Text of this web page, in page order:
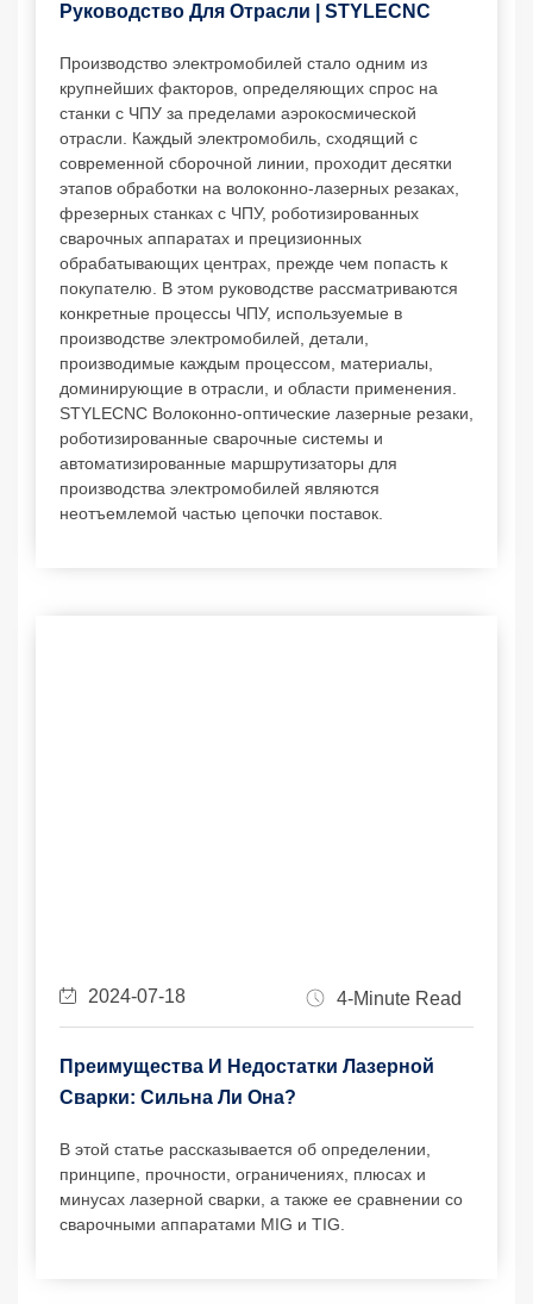
Руководство Для Отрасли | STYLECNC
Производство электромобилей стало одним из
крупнейших факторов, определяющих спрос на
станки с ЧПУ за пределами аэрокосмической
отрасли. Каждый электромобиль, сходящий с
современной сборочной линии, проходит десятки
этапов обработки на волоконно-лазерных резаках,
фрезерных станках с ЧПУ, роботизированных
сварочных аппаратах и ​​прецизионных
обрабатывающих центрах, прежде чем попасть к
покупателю. В этом руководстве рассматриваются
конкретные процессы ЧПУ, используемые в
производстве электромобилей, детали,
производимые каждым процессом, материалы,
доминирующие в отрасли, и области применения.
STYLECNC Волоконно-оптические лазерные резаки,
роботизированные сварочные системы и
автоматизированные маршрутизаторы для
производства электромобилей являются
неотъемлемой частью цепочки поставок.
2024-07-18 4-Minute Read
Преимущества И Недостатки Лазерной
Сварки: Сильна Ли Она?
В этой статье рассказывается об определении,
принципе, прочности, ограничениях, плюсах и
минусах лазерной сварки, а также ее сравнении со
сварочными аппаратами MIG и TIG.